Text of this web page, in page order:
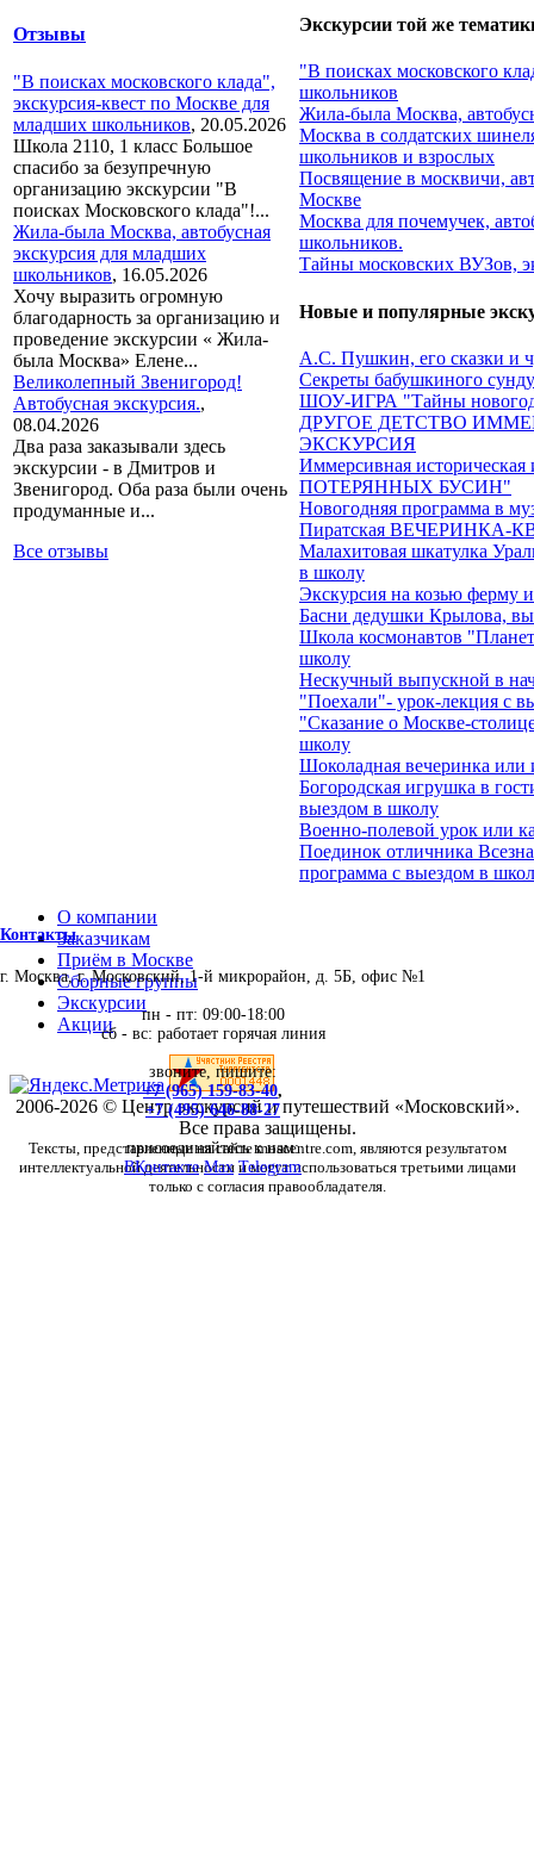
Отзывы
"В поисках московского клада",
экскурсия-квест по Москве для
младших школьников, 20.05.2026
Школа 2110, 1 класс Большое
спасибо за безупречную
организацию экскурсии "В
поисках Московского клада"!...
Жила-была Москва, автобусная
экскурсия для младших
школьников, 16.05.2026
Хочу выразить огромную
благодарность за организацию и
проведение экскурсии « Жила-
была Москва» Елене...
Великолепный Звенигород!
Автобусная экскурсия.,
08.04.2026
Два раза заказывали здесь
экскурсии - в Дмитров и
Звенигород. Оба раза были очень
продуманные и...
Все отзывы
Экскурсии той же
"В поисках московского
школьников
Жила-была Москва,
Москва в солдатских
школьников и взрослых
Посвящение в москвичи,
Москве
Москва для почемучек,
школьников.
Тайны московских ВУЗов,
Новые и популярные
А.С. Пушкин, его сказки и
Секреты бабушкиного
ШОУ-ИГРА "Тайны
ДРУГОЕ ДЕТСТВО
ЭКСКУРСИЯ
Иммерсивная
ПОТЕРЯННЫХ БУСИН"
Новогодняя программа в
Пиратская ВЕЧЕРИНКА-
Малахитовая шкатулка
в школу
Экскурсия на козью ферму
Басни дедушки Крылова,
Школа космонавтов
школу
Нескучный выпускной в
"Поехали"- урок-лекция с
"Сказание о Москве-
школу
Шоколадная вечеринка или
Богородская игрушка в
выездом в школу
Военно-полевой урок или
Поединок отличника
программа с выездом в
Контакты
г. Москва, г. Московский, 1-й микрорайон, д. 5Б, офис №1
пн - пт: 09:00-18:00
сб - вс: работает горячая линия
звоните, пишите:
+7 (965) 159-83-40,
+7 (495) 646-88-27
присоединяйтесь к нам:
ВКонтакте Max Telegram
О компании
Заказчикам
Приём в Москве
Сборные группы
Экскурсии
Акции
2006-2026 © Центр экскурсий и путешествий «Московский».
Все права защищены.
Тексты, представленные на сайте moscentre.com, являются результатом
интеллектуальной деятельности и могут использоваться третьими лицами
только с согласия правообладателя.